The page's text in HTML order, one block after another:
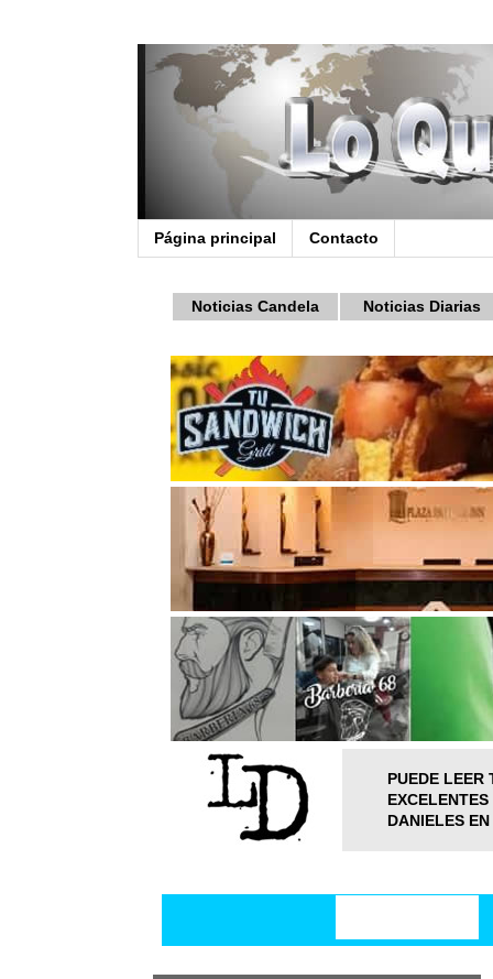
Página principal Contacto
Noticias Candela Noticias Diarias
PUEDE LEER
DANIELES